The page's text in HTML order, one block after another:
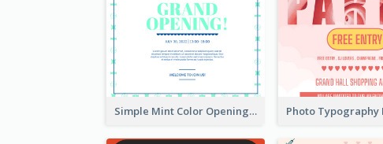
Simple Mint Color Opening Day Invitation Card Idea